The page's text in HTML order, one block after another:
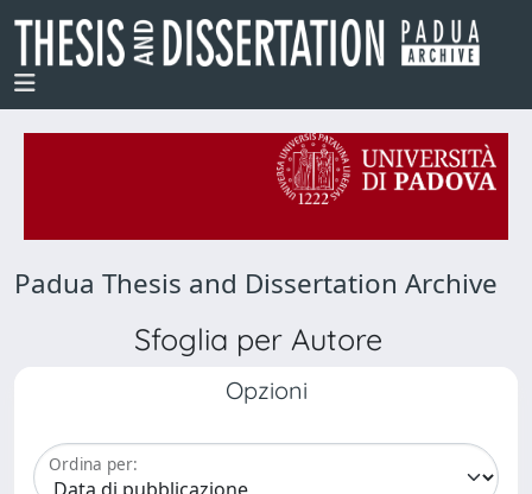
Padua Thesis and Dissertation Archive
Sfoglia per Autore
Opzioni
Ordina per: